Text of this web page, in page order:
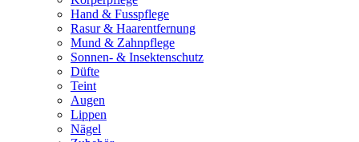
Hand & Fusspflege
Rasur & Haarentfernung
Mund & Zahnpflege
Sonnen- & Insektenschutz
Düfte
Teint
Augen
Lippen
Nägel